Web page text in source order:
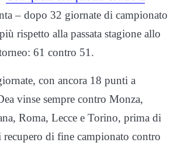
– dopo 32 giornate di campionato
rispetto alla passata stagione allo
61 contro 51.
con ancora 18 punti a
vinse sempre contro Monza,
Roma, Lecce e Torino, prima di
recupero di fine campionato contro